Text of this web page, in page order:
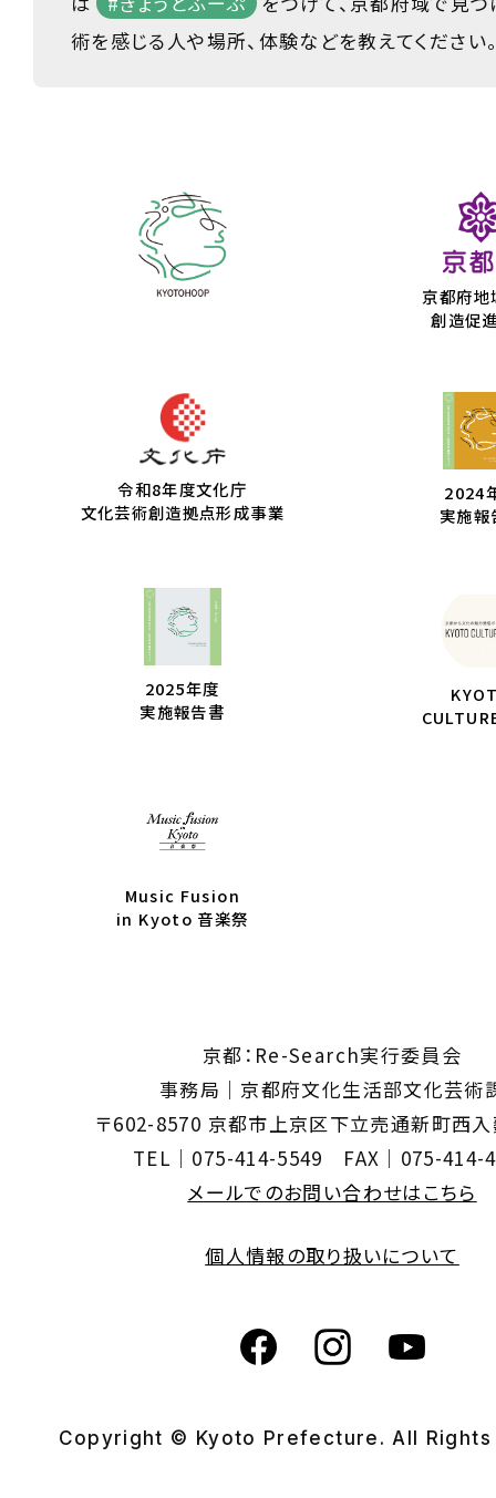
術を感じる人や場所、体験などを教えてください
京都府地
創造促
令和8年度文化庁
文化芸術創造拠点形成事業
2024
実施報
2025年度
実施報告書
Music Fusion
in Kyoto 音楽祭
京都：Re-Search実行委員会
事務局｜京都府文化生活部文化芸術
〒602-8570 京都市上京区下立売通新町西入
TEL｜075-414-5549 FAX｜075-414-
メールでのお問い合わせはこちら
個人情報の取り扱いについて
Copyright © Kyoto Prefecture. All Rights